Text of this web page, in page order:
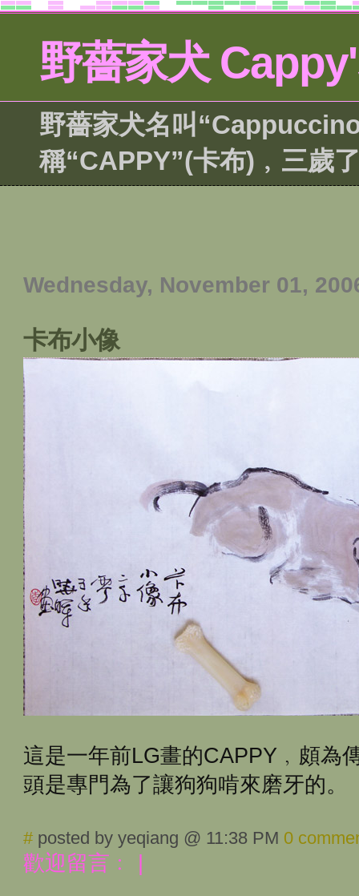
野薔家犬
野薔家犬名叫
稱“CAPPY”(卡布)﹐三歲
Wednesday, November 01,
卡布小像
這是一年前LG畫的CAPPY﹐頗為
頭是專門為了讓狗狗啃來磨牙的。
# posted by yeqiang @ 11:38 PM 0
歡迎留言﹕ |